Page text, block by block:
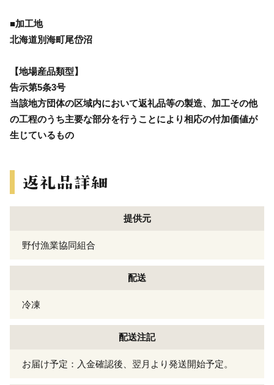
■加工地
北海道別海町尾岱沼
【地場産品類型】
告示第5条3号
当該地方団体の区域内において返礼品等の製造、加工その他
の工程のうち主要な部分を行うことにより相応の付加価値が
生じているもの
提供元
野付漁業協同組合
配送
冷凍
配送注記
お届け予定：入金確認後、翌月より発送開始予定。